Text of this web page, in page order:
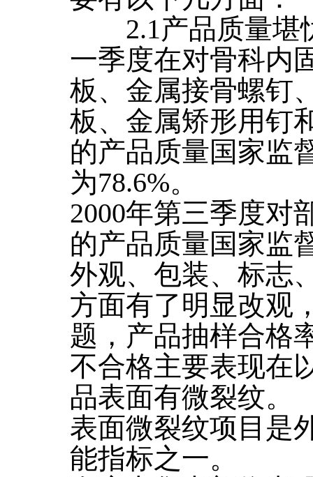
2.1产品质量堪
一季度在对骨科内
板、金属接骨螺钉
板、金属矫形用钉
的产品质量国家监
为78.6%。
2000年第三季度
的产品质量国家监
外观、包装、标志
方面有了明显改观
题，产品抽样合格
不合格主要表现在
品表面有微裂纹。
表面微裂纹项目是
能指标之一。